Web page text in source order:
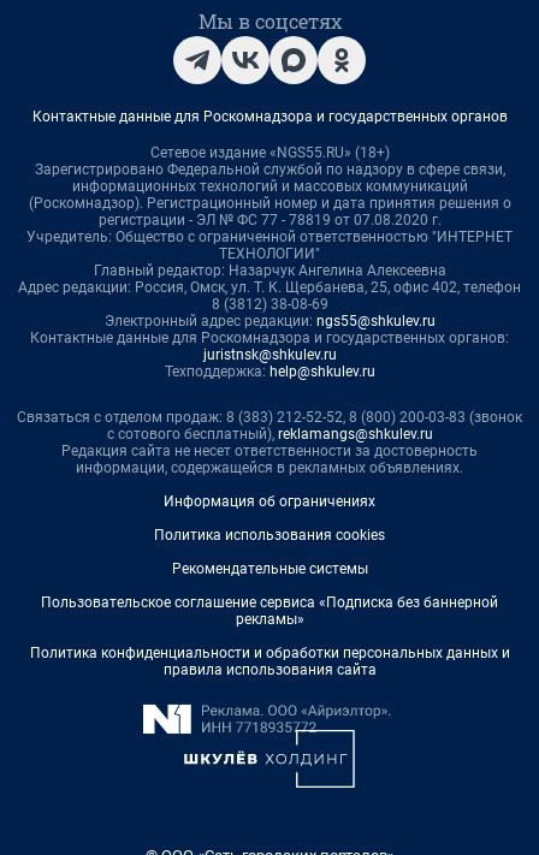
Мы в соцсетях
Контактные данные для Роскомнадзора и государственных органов
Сетевое издание «NGS55.RU» (18+)
Зарегистрировано Федеральной службой по надзору в сфере связи,
информационных технологий и массовых коммуникаций
(Роскомнадзор). Регистрационный номер и дата принятия решения о
регистрации - ЭЛ № ФС 77 - 78819 от 07.08.2020 г.
Учредитель: Общество с ограниченной ответственностью "ИНТЕРНЕТ
ТЕХНОЛОГИИ"
Главный редактор: Назарчук Ангелина Алексеевна
Адрес редакции: Россия, Омск, ул. Т. К. Щербанева, 25, офис 402, телефон
8 (3812) 38-08-69
Электронный адрес редакции: ngs55@shkulev.ru
Контактные данные для Роскомнадзора и государственных органов:
juristnsk@shkulev.ru
Техподдержка: help@shkulev.ru
Связаться с отделом продаж: 8 (383) 212-52-52, 8 (800) 200-03-83 (звонок
с сотового бесплатный), reklamangs@shkulev.ru
Редакция сайта не несет ответственности за достоверность
информации, содержащейся в рекламных объявлениях.
Информация об ограничениях
Политика использования cookies
Рекомендательные системы
Пользовательское соглашение сервиса «Подписка без баннерной
рекламы»
Политика конфиденциальности и обработки персональных данных и
правила использования сайта